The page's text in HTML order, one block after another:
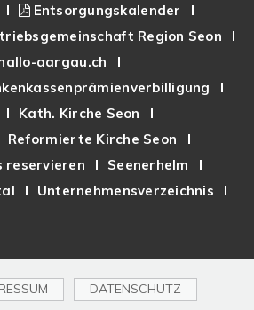
Entsorgungskalender
Region Seon
aargau.ch
Kath. Kirche Seon
Reformierte Kirche Seon
reservieren
Seenerhelm
Unternehmensverzeichnis
DATENSCHUTZ